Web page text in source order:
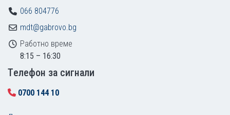
066 804776
mdt@gabrovo.bg
Работно време
8:15 – 16:30
Tелефон за сигнали
0700 144 10